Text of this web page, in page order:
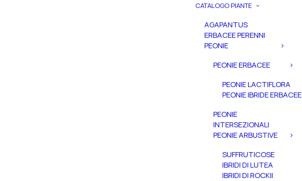
CATALOGO PIANTE
AGAPANTUS
ERBACEE PERENNI
PEONIE
PEONIE ERBACEE
PEONIE LACTIFLORA
PEONIE IBRIDE ERBACEE
PEONIE
INTERSEZIONALI
PEONIE ARBUSTIVE
SUFFRUTICOSE
IBRIDI DI LUTEA
IBRIDI DI ROCKII